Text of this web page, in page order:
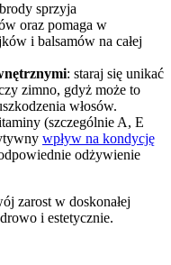
sprzyja
oraz pomaga w
i balsamów na całej
: staraj się unikać
zimno, gdyż może to
włosów.
(szczególnie A, E
wpływ na kondycję
odżywienie
zarost w doskonałej
i estetycznie.